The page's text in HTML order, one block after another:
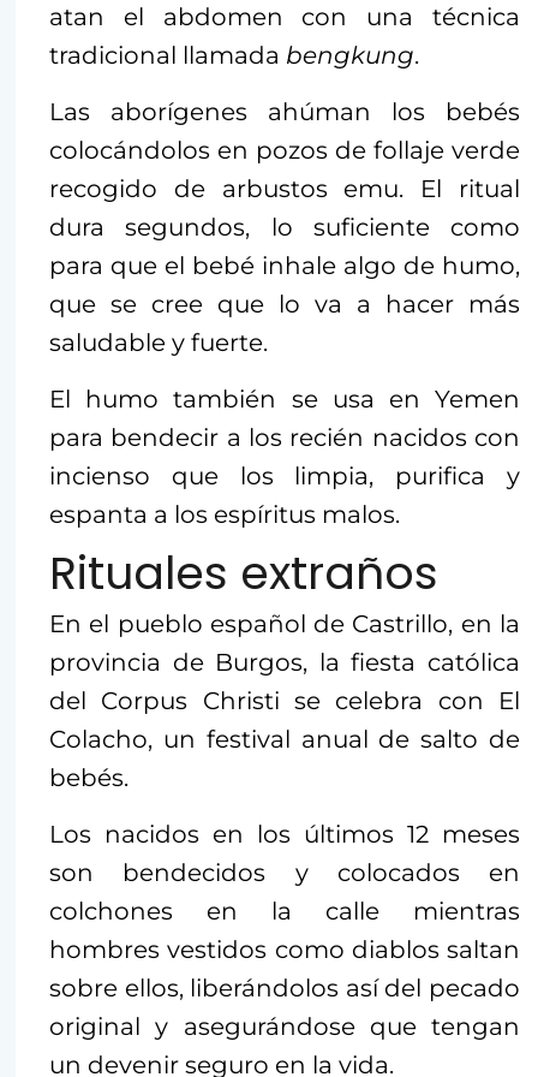
atan el abdomen con una técnica
tradicional llamada bengkung.
Las aborígenes ahúman los bebés
colocándolos en pozos de follaje verde
recogido de arbustos emu. El ritual
dura segundos, lo suficiente como
para que el bebé inhale algo de humo,
que se cree que lo va a hacer más
saludable y fuerte.
El humo también se usa en Yemen
para bendecir a los recién nacidos con
incienso que los limpia, purifica y
espanta a los espíritus malos.
Rituales extraños
En el pueblo español de Castrillo, en la
provincia de Burgos, la fiesta católica
del Corpus Christi se celebra con El
Colacho, un festival anual de salto de
bebés.
Los nacidos en los últimos 12 meses
son bendecidos y colocados en
colchones en la calle mientras
hombres vestidos como diablos saltan
sobre ellos, liberándolos así del pecado
original y asegurándose que tengan
un devenir seguro en la vida.